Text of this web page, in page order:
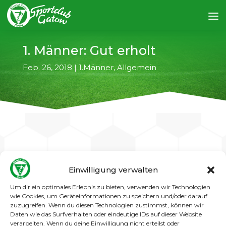
Einwilligung verwalten
Um dir ein optimales Erlebnis zu bieten, verwenden wir Technologien
wie Cookies, um Geräteinformationen zu speichern und/oder darauf
zuzugreifen. Wenn du diesen Technologien zustimmst, können wir
Daten wie das Surfverhalten oder eindeutige IDs auf dieser Website
verarbeiten. Wenn du deine Einwilligung nicht erteilst oder
1. Männer: Gut erholt
Feb. 26, 2018 | 1.Männer, Allgemein
←
Gut erholt von der Schlappe gegen
Wilmersdorf zeigte sich unsere 1. Mannschaft
im Auswärtsspiel gegen den Weißenseer FC.
Zwar war das fußballerisch nicht gerade „das